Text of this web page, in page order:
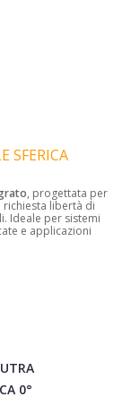
SFERICA
, progettata per
richiesta libertà di
Ideale per sistemi
e applicazioni